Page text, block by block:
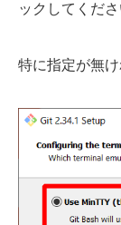
ックしてくださ
特に指定が無